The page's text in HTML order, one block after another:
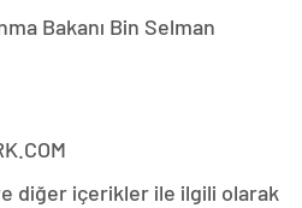
Bakanı Bin Selman
diğer içerikler ile ilgili olarak